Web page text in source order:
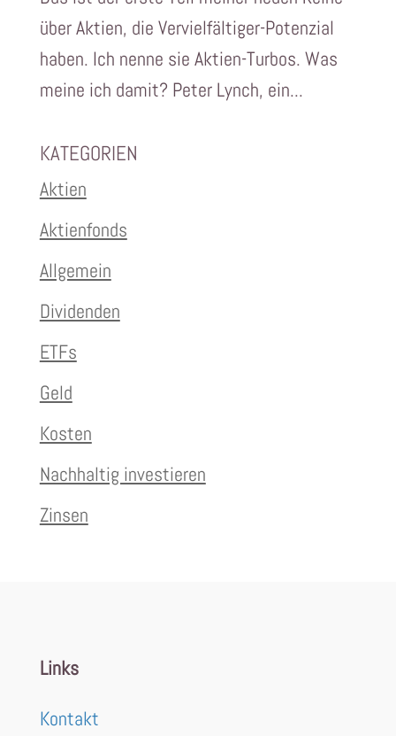
über Aktien, die Vervielfältiger-Potenzial
haben. Ich nenne sie Aktien-Turbos. Was
meine ich damit? Peter Lynch, ein...
KATEGORIEN
Aktien
Aktienfonds
Allgemein
Dividenden
ETFs
Geld
Kosten
Nachhaltig investieren
Zinsen
Links
Kontakt